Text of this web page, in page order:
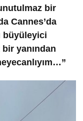
bir
Cannes’da
büyüleyici
yanından